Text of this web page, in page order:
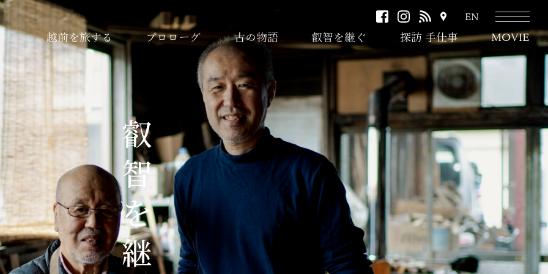
facebookinstagram
RSS
ク
セ
ス
EN
越前を旅する プロローグ 古の物語 叡智を継ぐ 探訪 手仕事 MOVIE